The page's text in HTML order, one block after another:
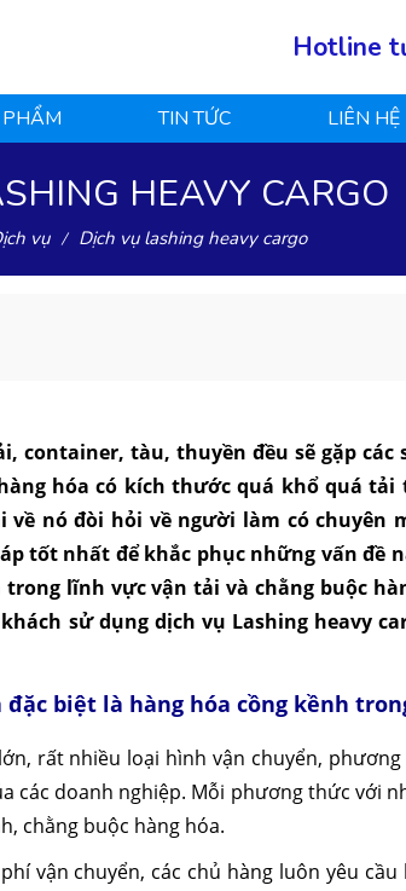
Hotline
TIN TỨC LIÊN HỆ
HEAVY CARGO
Dịch vụ Dịch vụ lashing heavy cargo
container, tàu, thuyền đều sẽ gặp
hóa có kích thước quá khổ quá
nó đòi hỏi về người làm có chuyên
tốt nhất để khắc phục những vấn đề
lĩnh vực vận tải và chằng buộc
sử dụng dịch vụ Lashing heavy
đặc biệt là hàng hóa cồng kềnh
rất nhiều loại hình vận chuyển,
các doanh nghiệp. Mỗi phương thức với
chằng buộc hàng hóa.
vận chuyển, các chủ hàng luôn yêu cầu